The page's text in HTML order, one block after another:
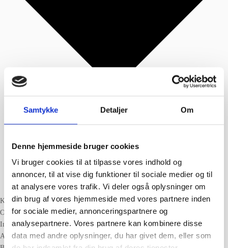
Samtykke Detaljer Om
Denne hjemmeside bruger cookies
Vi bruger cookies til at tilpasse vores indhold og
annoncer, til at vise dig funktioner til sociale medier og til
at analysere vores trafik. Vi deler også oplysninger om
din brug af vores hjemmeside med vores partnere inden
for sociale medier, annonceringspartnere og
analysepartnere. Vores partnere kan kombinere disse
data med andre oplysninger, du har givet dem, eller som
Kundeservice
Om Berith Siegumfeldt
Interview og presse
Anbefalinger